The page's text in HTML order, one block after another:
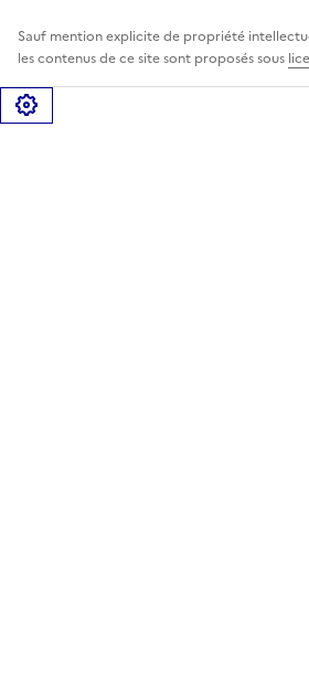
Sauf mention explicite de propriété
les contenus de ce site sont proposés sous
Gérer les cookies